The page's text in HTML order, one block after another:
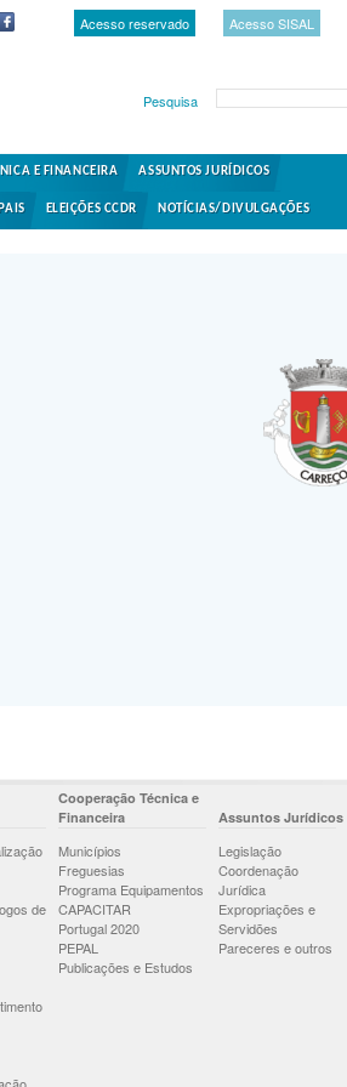
Acesso reservado Acesso SISAL
Pesquisa
E FINANCEIRA ASSUNTOS JURÍDICOS
ELEIÇÕES CCDR NOTÍCIAS/DIVULGAÇÕES
de
Cooperação Técnica e
Financeira
Municípios
Freguesias
Programa Equipamentos
CAPACITAR
Portugal 2020
PEPAL
Publicações e Estudos
Assuntos Jurídicos
Legislação
Coordenação
Jurídica
Expropriações e
Servidões
Pareceres e outros